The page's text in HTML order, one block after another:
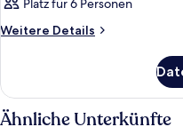
Platz für 6 Personen
Weitere Details
Weitere
Ähnliche Unterkünfte